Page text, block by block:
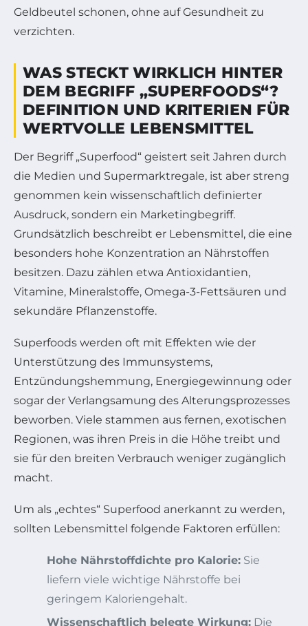
Geldbeutel schonen, ohne auf Gesundheit zu
verzichten.
WAS STECKT WIRKLICH HINTER
DEM BEGRIFF „SUPERFOODS“?
DEFINITION UND KRITERIEN FÜR
WERTVOLLE LEBENSMITTEL
Der Begriff „Superfood“ geistert seit Jahren durch
die Medien und Supermarktregale, ist aber streng
genommen kein wissenschaftlich definierter
Ausdruck, sondern ein Marketingbegriff.
Grundsätzlich beschreibt er Lebensmittel, die eine
besonders hohe Konzentration an Nährstoffen
besitzen. Dazu zählen etwa Antioxidantien,
Vitamine, Mineralstoffe, Omega-3-Fettsäuren und
sekundäre Pflanzenstoffe.
Superfoods werden oft mit Effekten wie der
Unterstützung des Immunsystems,
Entzündungshemmung, Energiegewinnung oder
sogar der Verlangsamung des Alterungsprozesses
beworben. Viele stammen aus fernen, exotischen
Regionen, was ihren Preis in die Höhe treibt und
sie für den breiten Verbrauch weniger zugänglich
macht.
Um als „echtes“ Superfood anerkannt zu werden,
sollten Lebensmittel folgende Faktoren erfüllen:
Hohe Nährstoffdichte pro Kalorie: Sie
liefern viele wichtige Nährstoffe bei
geringem Kaloriengehalt.
Wissenschaftlich belegte Wirkung: Die